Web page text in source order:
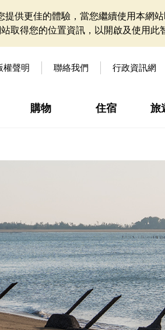
供更佳的體驗，當您繼續使用本網
取得您的位置資訊，以開啟及使用此
權聲明 聯絡我們 行政資訊網
購物 住宿 旅